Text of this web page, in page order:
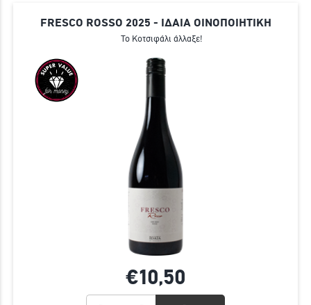
FRESCO ROSSO 2025 - ΙΔΑΙΑ ΟΙΝΟΠΟΙΗΤΙΚΗ
Το Κοτσιφάλι άλλαξε!
€10,50